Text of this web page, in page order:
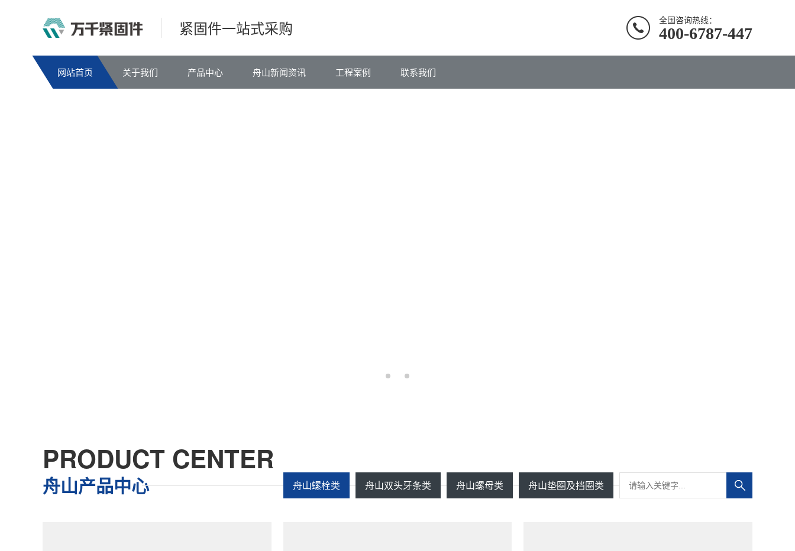
紧固件一站式采购 全国咨询热线：
400-6787-447
网站首页 关于我们 产品中心 舟山新闻资讯 工程案例 联系我们
PRODUCT CENTER
舟山产品中心 舟山螺栓类 舟山双头牙条类 舟山螺母类 舟山垫圈及挡圈类